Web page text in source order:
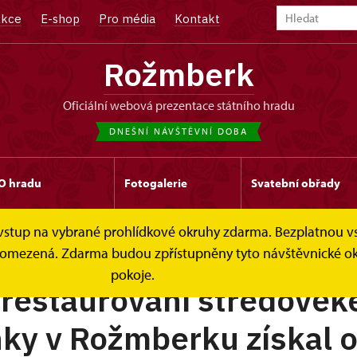
E-shop Pro média Kontakt
Rožmberk
oficiální webová prezentace státního hradu
DNEŠNÍ NÁVŠTĚVNÍ DOBA
hradu Fotogalerie Svatební obřady
na vybrané prohlídkové okruhy zdarma. Bezplatnou
Zdarma budou zpřístupněny tyto návštěvnické
pokoje.
v Rožmberku získal